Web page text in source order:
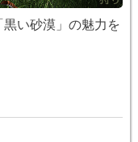
い砂漠」の魅力を